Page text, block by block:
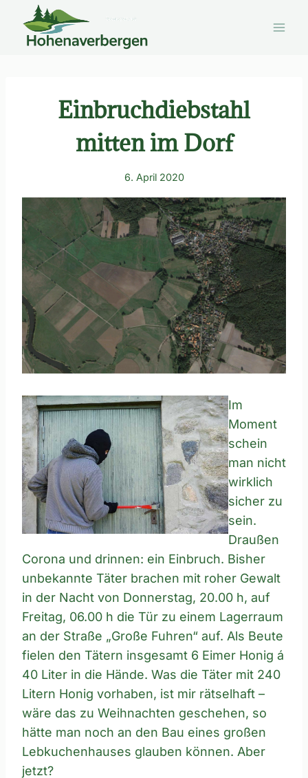
Inhalt
springen
Einbruchdiebstahl
mitten im Dorf
6. April 2020
Im
Moment
schein
man nicht
wirklich
sicher zu
sein.
Draußen
Corona und drinnen: ein Einbruch. Bisher
unbekannte Täter brachen mit roher Gewalt
in der Nacht von Donnerstag, 20.00 h, auf
Freitag, 06.00 h die Tür zu einem Lagerraum
an der Straße „Große Fuhren“ auf. Als Beute
fielen den Tätern insgesamt 6 Eimer Honig á
40 Liter in die Hände. Was die Täter mit 240
Litern Honig vorhaben, ist mir rätselhaft –
wäre das zu Weihnachten geschehen, so
hätte man noch an den Bau eines großen
Lebkuchenhauses glauben können. Aber
jetzt?